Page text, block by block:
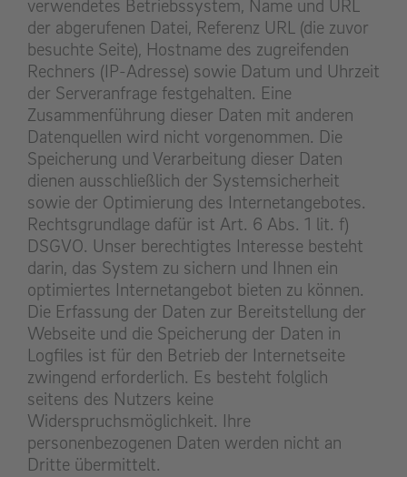
verwendetes Betriebssystem, Name und URL
der abgerufenen Datei, Referenz URL (die zuvor
besuchte Seite), Hostname des zugreifenden
Rechners (IP-Adresse) sowie Datum und Uhrzeit
der Serveranfrage festgehalten. Eine
Zusammenführung dieser Daten mit anderen
Datenquellen wird nicht vorgenommen. Die
Speicherung und Verarbeitung dieser Daten
dienen ausschließlich der Systemsicherheit
sowie der Optimierung des Internetangebotes.
Rechtsgrundlage dafür ist Art. 6 Abs. 1 lit. f)
DSGVO. Unser berechtigtes Interesse besteht
darin, das System zu sichern und Ihnen ein
optimiertes Internetangebot bieten zu können.
Die Erfassung der Daten zur Bereitstellung der
Webseite und die Speicherung der Daten in
Logfiles ist für den Betrieb der Internetseite
zwingend erforderlich. Es besteht folglich
seitens des Nutzers keine
Widerspruchsmöglichkeit. Ihre
personenbezogenen Daten werden nicht an
Dritte übermittelt.